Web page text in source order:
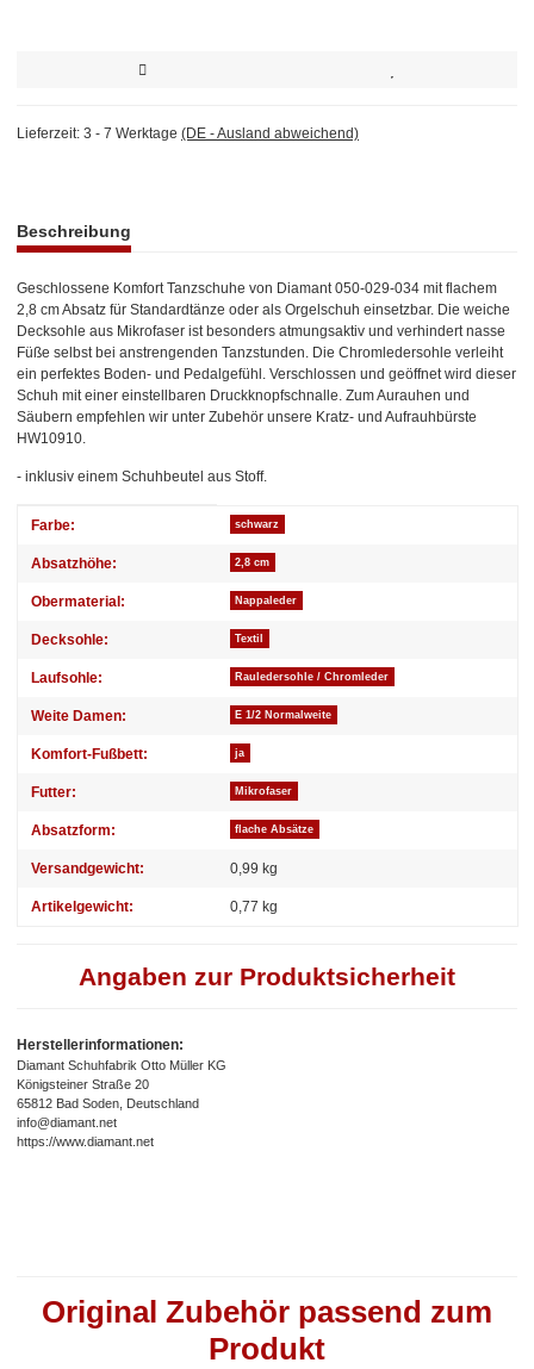
Lieferzeit: 3 - 7 Werktage (DE - Ausland abweichend)
Beschreibung
Geschlossene Komfort Tanzschuhe von Diamant 050-029-034 mit flachem
2,8 cm Absatz für Standardtänze oder als Orgelschuh einsetzbar. Die weiche
Decksohle aus Mikrofaser ist besonders atmungsaktiv und verhindert nasse
Füße selbst bei anstrengenden Tanzstunden. Die Chromledersohle verleiht
ein perfektes Boden- und Pedalgefühl. Verschlossen und geöffnet wird dieser
Schuh mit einer einstellbaren Druckknopfschnalle. Zum Aurauhen und
Säubern empfehlen wir unter Zubehör unsere Kratz- und Aufrauhbürste
HW10910.
- inklusiv einem Schuhbeutel aus Stoff.
Produkteigenschaft
Wert
Farbe: schwarz
Absatzhöhe: 2,8 cm
Obermaterial: Nappaleder
Decksohle: Textil
Laufsohle: Rauledersohle / Chromleder
Weite Damen: E 1/2 Normalweite
Komfort-Fußbett: ja
Futter: Mikrofaser
Absatzform: flache Absätze
Versandgewicht: 0,99 kg
Artikelgewicht: 0,77 kg
Angaben zur Produktsicherheit
Herstellerinformationen:
Diamant Schuhfabrik Otto Müller KG
Königsteiner Straße 20
65812 Bad Soden, Deutschland
info@diamant.net
https://www.diamant.net
Original Zubehör passend zum
Produkt